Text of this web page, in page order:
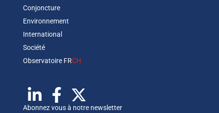
Conjoncture
Environnement
International
Société
Observatoire FRCH
Abonnez vous à notre newsletter